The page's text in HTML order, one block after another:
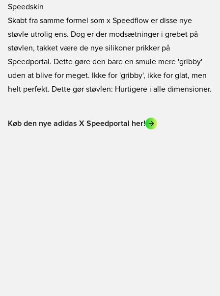
Speedskin
Skabt fra samme formel som x Speedflow er disse nye
støvle utrolig ens. Dog er der modsætninger i grebet på
støvlen, takket være de nye silikoner prikker på
Speedportal. Dette gøre den bare en smule mere 'gribby'
uden at blive for meget. Ikke for 'gribby', ikke for glat, men
helt perfekt. Dette gør støvlen: Hurtigere i alle dimensioner.
Køb den nye adidas X Speedportal her!